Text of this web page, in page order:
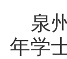
泉
年学